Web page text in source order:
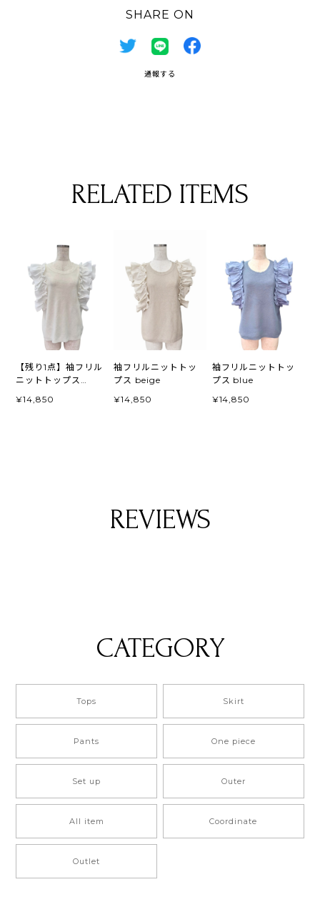
SHARE ON
通報する
RELATED ITEMS
【残り1点】袖フリル
ニットトップス
¥14,850
袖フリルニットトッ
プス beige
¥14,850
袖フリルニットトッ
プス blue
¥14,850
REVIEWS
CATEGORY
Tops Skirt
Pants One piece
Set up Outer
All item Coordinate
Outlet